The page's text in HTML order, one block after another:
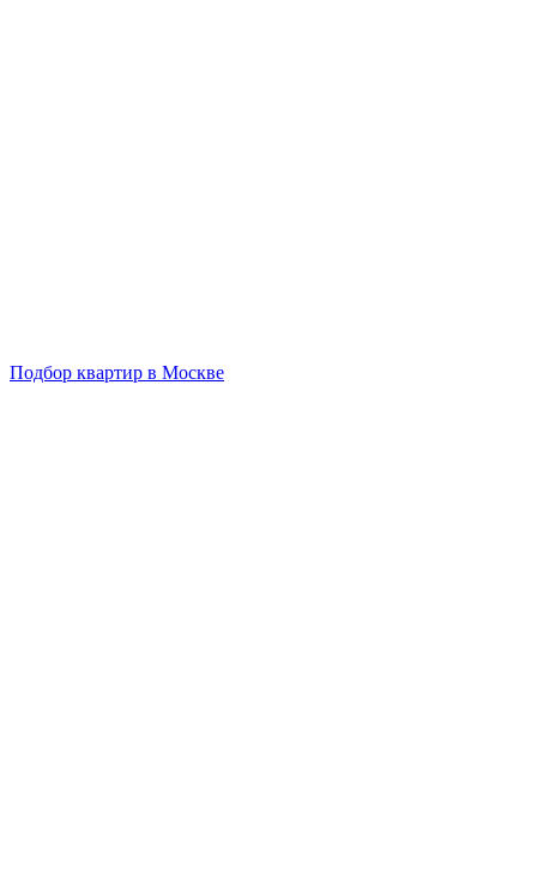
Подбор квартир в Москве